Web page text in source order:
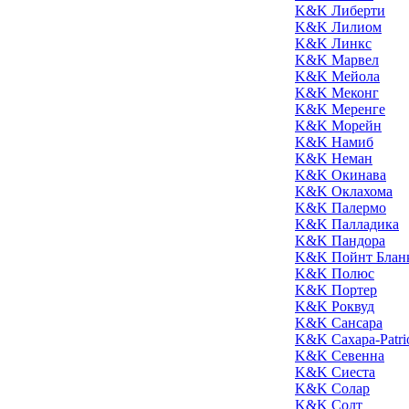
K&K Либерти
K&K Лилиом
K&K Линкс
K&K Марвел
K&K Мейола
K&K Меконг
K&K Меренге
K&K Морейн
K&K Намиб
K&K Неман
K&K Окинава
K&K Оклахома
K&K Палермо
K&K Палладика
K&K Пандора
K&K Пойнт
K&K Полюс
K&K Портер
K&K Роквуд
K&K Сансара
K&K Сахара-
K&K Севенна
K&K Сиеста
K&K Солар
K&K Солт